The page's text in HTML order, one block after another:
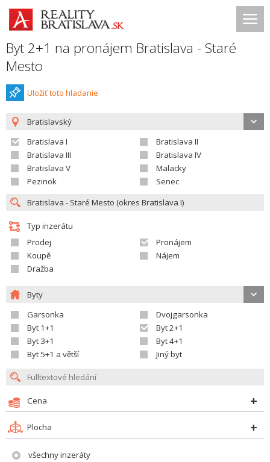
Byt 2+1 na pronájem Bratislava - Staré
Mesto
Uložiť toto hladanie
Bratislavský
Bratislava I
Bratislava II
Bratislava III
Bratislava IV
Bratislava V
Malacky
Pezinok
Senec
Typ inzerátu
Prodej
Pronájem
Koupě
Nájem
Dražba
Byty
Garsonka
Dvojgarsonka
Byt 1+1
Byt 2+1
Byt 3+1
Byt 4+1
Byt 5+1 a větší
Jiný byt
Cena
Plocha
všechny inzeráty